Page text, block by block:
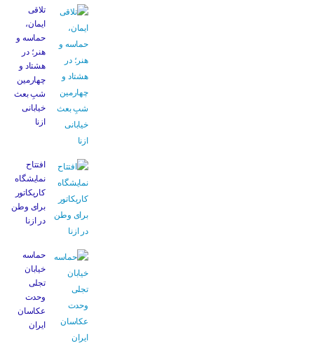
تلاقی
ایمان،
حماسه و
هنر؛ در
هشتاد و
چهارمین
شبِ بعث
خیابانی
ازنا
افتتاح
نمایشگاه
کاریکاتور
برای وطن
در ازنا
حماسه
خیابان
تجلی
وحدت
عکاسان
ایران